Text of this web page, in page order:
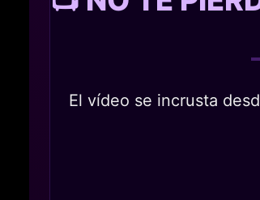
El vídeo se incrusta